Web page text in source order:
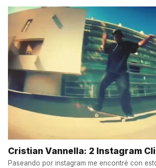
Cristian Vannella: 2 Instagram
Paseando por instagram me encontré con